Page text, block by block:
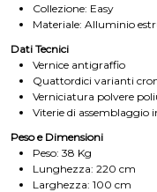
Collezione: Easy
Materiale: Alluminio
Dati Tecnici
Vernice antigraffio
Quattordici varianti
Verniciatura polvere
Viterie di assemblaggio
Peso e Dimensioni
Peso: 38 Kg
Lunghezza: 220 cm
Larghezza: 100 cm